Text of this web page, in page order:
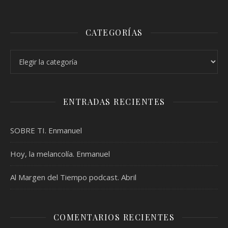
CATEGORÍAS
ENTRADAS RECIENTES
SOBRE TI. Enmanuel
Hoy, la melancolía. Enmanuel
Al Margen del Tiempo podcast. Abril
COMENTARIOS RECIENTES